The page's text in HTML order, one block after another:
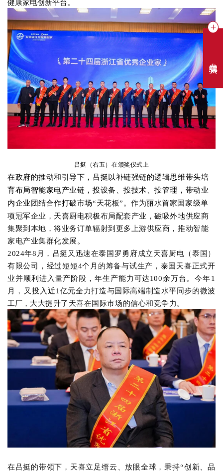
健康家电创新平台。
吕挺（右五）在颁奖仪式上
在政府的推动和引导下，吕挺以补链强链的逻辑思维带头培
育布局智能家电产业链，投设备、投技术、投管理，带动业
内企业团结合作打破市场“天花板”。作为丽水首家国家级单
项冠军企业，天喜厨电积极布局配套产业，磁吸外地供应商
集聚到本地，将业务订单辐射到更多上游供应商，推动智能
家电产业集群化发展。
2024年8月，吕挺又迅速在泰国罗勇府成立天喜厨电（泰国）
有限公司，经过短短4个月的筹备与试生产，泰国天喜正式开
业并顺利进入量产阶段，年生产能力可达100余万台。 今年1
月，又 投入近1亿元全力打造与国际高端制造水平同步的微波
工厂， 大大提升了天喜在国际市场的信心和竞争力。
在吕挺的带领下，天喜立足缙云 放眼全球，秉持“创新、品